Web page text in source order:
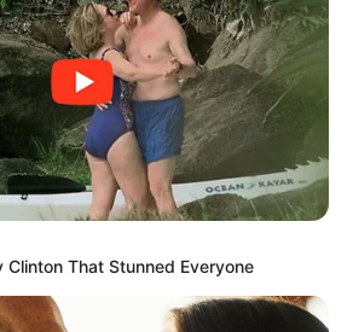
Who Spent A Fortune To Look
Clinton That Stunned Everyone